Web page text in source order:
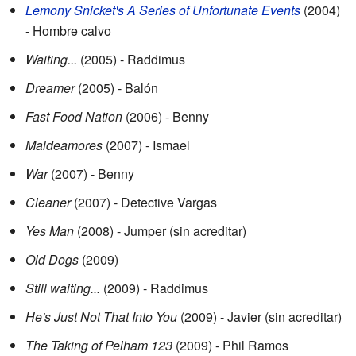
Lemony Snicket's A Series of Unfortunate Events (2004)
- Hombre calvo
Waiting... (2005) - Raddimus
Dreamer(2005) - Balón
Fast Food Nation (2006) - Benny
Maldeamores (2007) - Ismael
War(2007) - Benny
Cleaner(2007) - Detective Vargas
Yes Man (2008) - Jumper (sin acreditar)
Old Dogs (2009)
Still waiting... (2009) - Raddimus
He's Just Not That Into You (2009) - Javier (sin acreditar)
The Taking of Pelham 123 (2009) - Phil Ramos